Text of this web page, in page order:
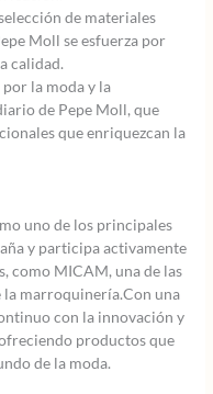
de materiales
Moll se esfuerza por
calidad.
por la moda y la
de Pepe Moll, que
que enriquezcan la
uno de los principales
y participa activamente
como MICAM, una de las
la marroquinería.Con una
con la innovación y
productos que
de la moda.